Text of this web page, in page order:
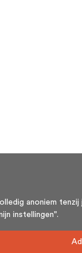
anoniem
instellingen".